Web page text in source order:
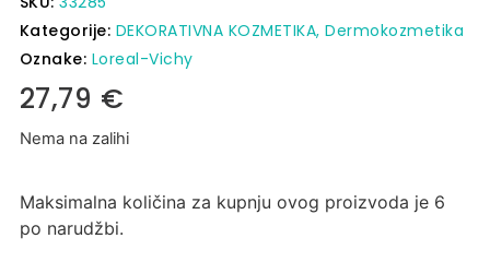
Kategorije: DEKORATIVNA KOZMETIKA,Dermokozmetika
Oznake: Loreal-Vichy
27,79 €
Nema na zalihi
Maksimalna količina za kupnju ovog proizvoda je 6
po narudžbi.